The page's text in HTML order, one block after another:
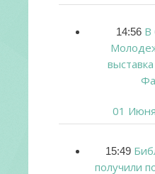
14:56 В
01
15:49
получили